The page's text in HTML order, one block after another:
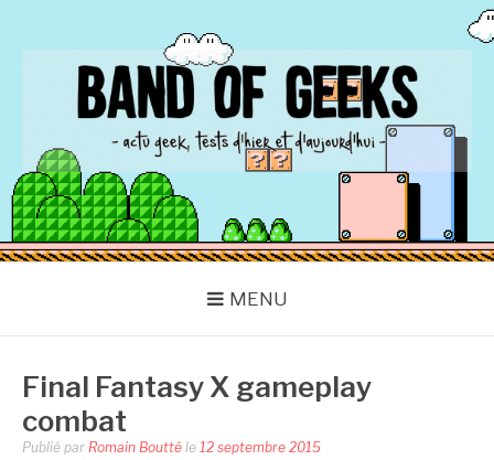
BAND OF GEEKS
Actu Geek d'hier et d'aujourd'hui
MENU
Final Fantasy X gameplay
combat
Publié par Romain Boutté le 12 septembre 2015